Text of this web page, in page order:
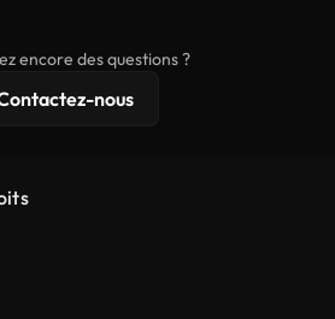
protections de licence
encore des questions ?
nous